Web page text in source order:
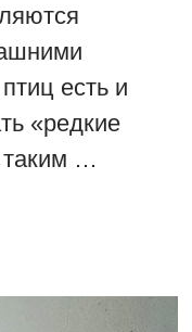
есть и
«редкие
таким …